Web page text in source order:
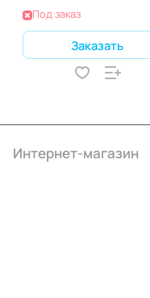
Под заказ
Заказать
Интернет-магазин